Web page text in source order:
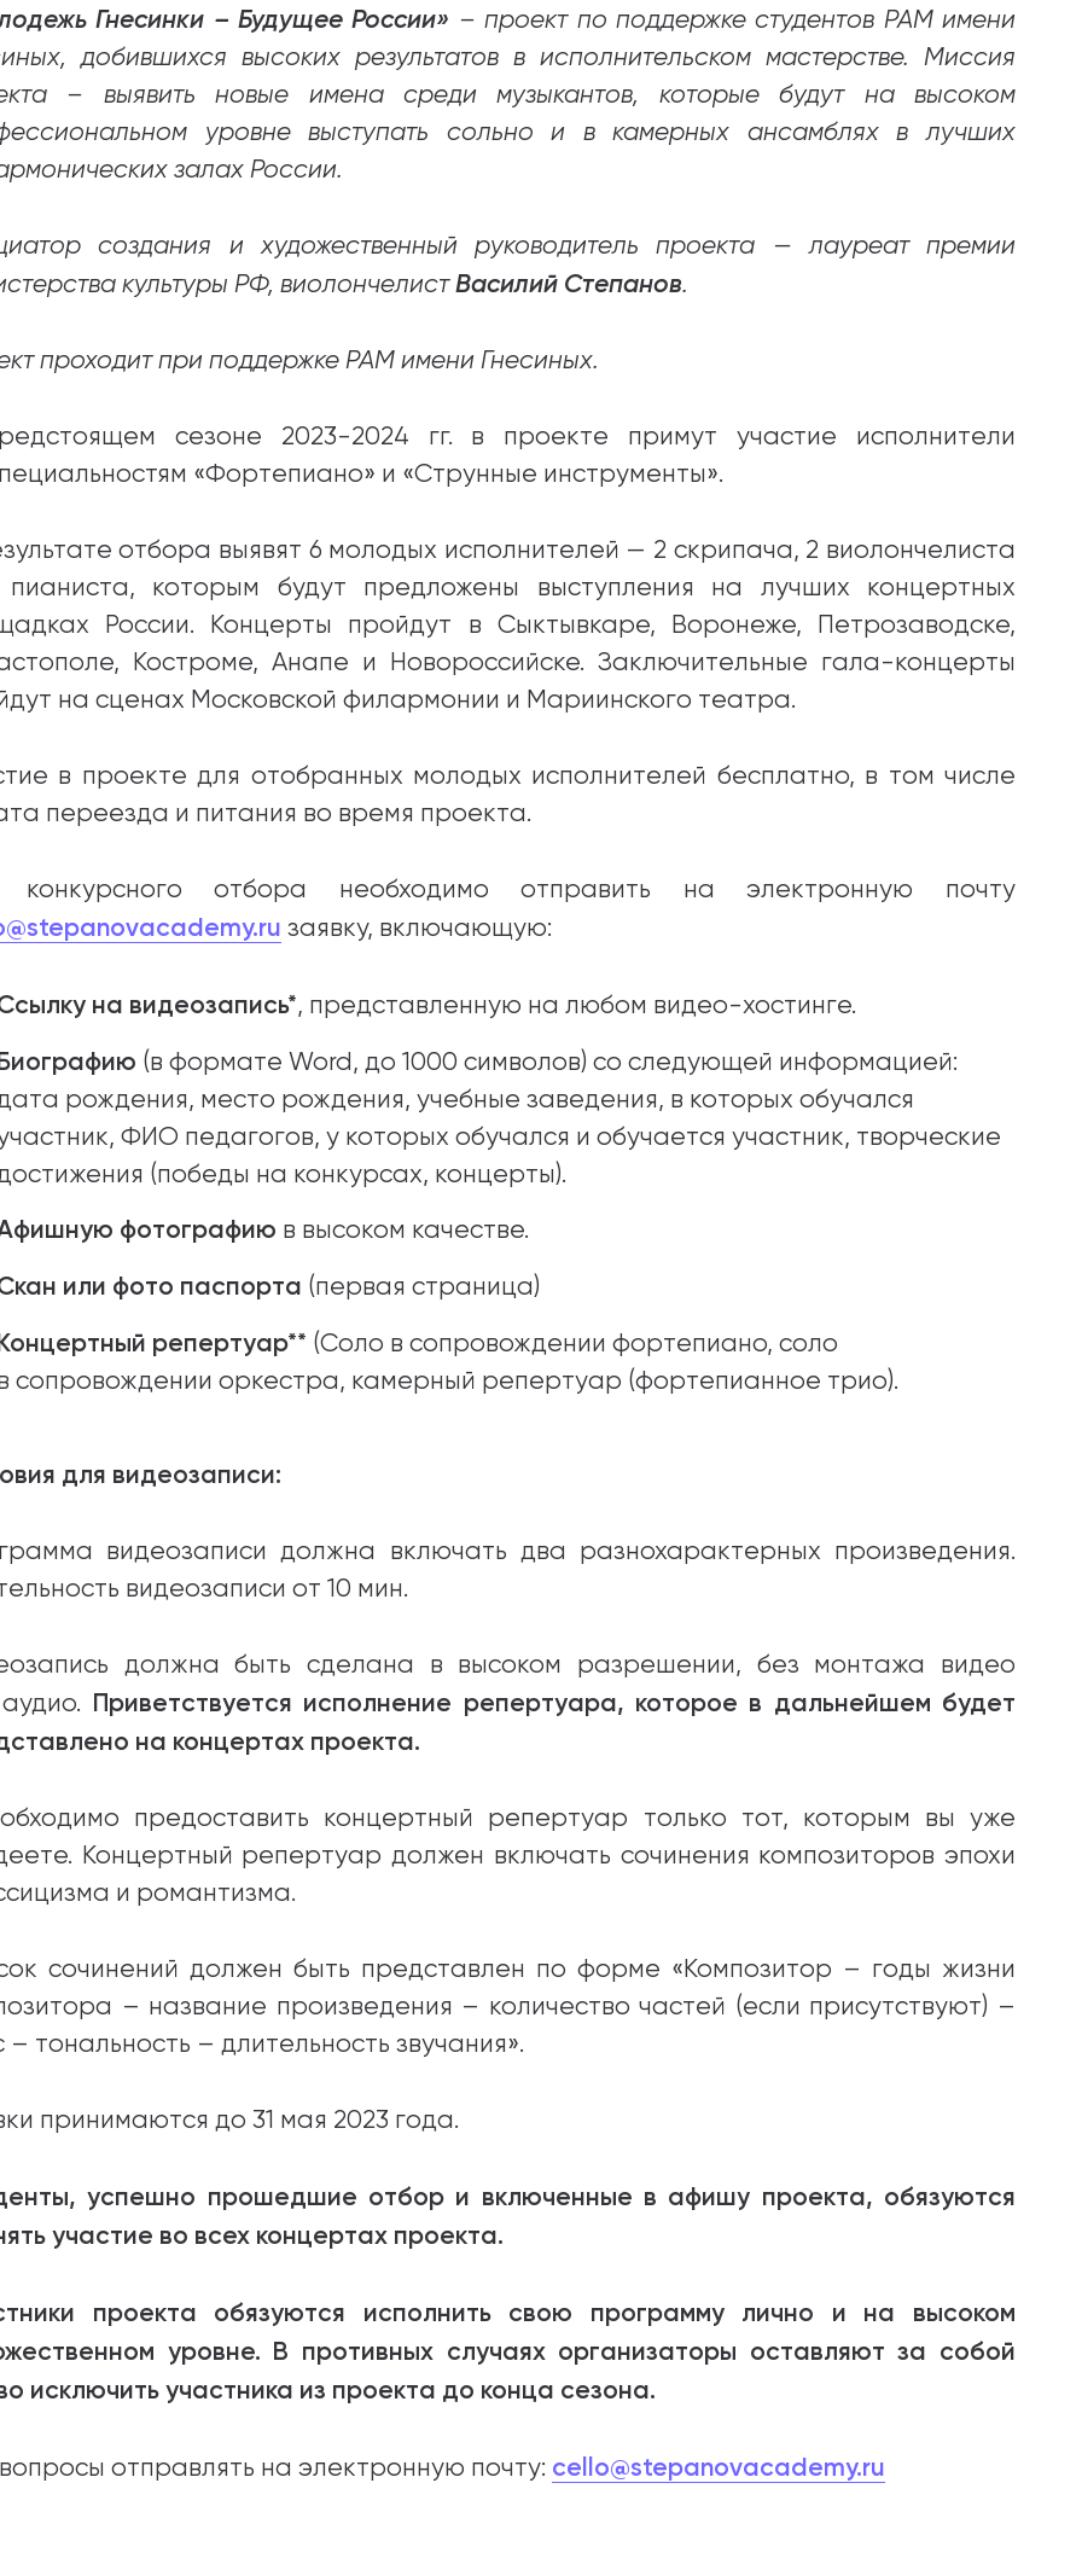
Гнесинки – Будущее России» – проект по поддержке студентов РАМ имени
добившихся высоких результатов в исполнительском мастерстве. Миссия
– выявить новые имена среди музыкантов, которые будут на высоком
уровне выступать сольно и в камерных ансамблях в лучших
залах России.
создания и художественный руководитель проекта — лауреат премии
культуры РФ, виолончелистВасилий Степанов.
проходит при поддержке РАМ имени Гнесиных.
сезоне 2023-2024 гг. в проекте примут участие исполнители
«Фортепиано» и «Струнные инструменты».
отбора выявят 6 молодых исполнителей — 2 скрипача, 2 виолончелиста
которым будут предложены выступления на лучших концертных
России. Концерты пройдут в Сыктывкаре, Воронеже, Петрозаводске,
Костроме, Анапе и Новороссийске. Заключительные гала-концерты
на сценах Московской филармонии и Мариинского театра.
в проекте для отобранных молодых исполнителей бесплатно, в том числе
переезда и питания во время проекта.
конкурсного отбора необходимо отправить на электронную почту
заявку, включающую:
на видеозапись*, представленную на любом видео-хостинге.
(в формате Word, до 1000 символов) со следующей информацией:
рождения, место рождения, учебные заведения, в которых обучался
ФИО педагогов, у которых обучался и обучается участник, творческие
(победы на конкурсах, концерты).
фотографию в высоком качестве.
или фото паспорта (первая страница)
репертуар** (Соло в сопровождении фортепиано, соло
сопровождении оркестра, камерный репертуар (фортепианное трио).
для видеозаписи:
видеозаписи должна включать два разнохарактерных произведения.
видеозаписи от 10 мин.
должна быть сделана в высоком разрешении, без монтажа видео
Приветствуется исполнение репертуара, которое в дальнейшем будет
на концертах проекта.
предоставить концертный репертуар только тот, которым вы уже
Концертный репертуар должен включать сочинения композиторов эпохи
и романтизма.
сочинений должен быть представлен по форме «Композитор – годы жизни
– название произведения – количество частей (если присутствуют) –
– тональность – длительность звучания».
принимаются до 31 мая 2023 года.
успешно прошедшие отбор и включенные в афишу проекта, обязуются
участие во всех концертах проекта.
проекта обязуются исполнить свою программу лично и на высоком
уровне. В противных случаях организаторы оставляют за собой
исключить участника из проекта до конца сезона.
отправлять на электронную почту: cello@stepanovacademy.ru